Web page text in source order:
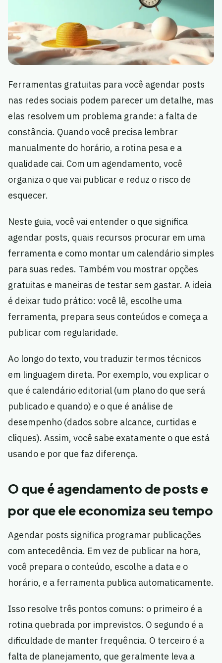
Ferramentas gratuitas para você agendar posts
nas redes sociais podem parecer um detalhe, mas
elas resolvem um problema grande: a falta de
constância. Quando você precisa lembrar
manualmente do horário, a rotina pesa e a
qualidade cai. Com um agendamento, você
organiza o que vai publicar e reduz o risco de
esquecer.
Neste guia, você vai entender o que significa
agendar posts, quais recursos procurar em uma
ferramenta e como montar um calendário simples
para suas redes. Também vou mostrar opções
gratuitas e maneiras de testar sem gastar. A ideia
é deixar tudo prático: você lê, escolhe uma
ferramenta, prepara seus conteúdos e começa a
publicar com regularidade.
Ao longo do texto, vou traduzir termos técnicos
em linguagem direta. Por exemplo, vou explicar o
que é calendário editorial (um plano do que será
publicado e quando) e o que é análise de
desempenho (dados sobre alcance, curtidas e
cliques). Assim, você sabe exatamente o que está
usando e por que faz diferença.
O que é agendamento de posts e
por que ele economiza seu tempo
Agendar posts significa programar publicações
com antecedência. Em vez de publicar na hora,
você prepara o conteúdo, escolhe a data e o
horário, e a ferramenta publica automaticamente.
Isso resolve três pontos comuns: o primeiro é a
rotina quebrada por imprevistos. O segundo é a
dificuldade de manter frequência. O terceiro é a
falta de planejamento, que geralmente leva a